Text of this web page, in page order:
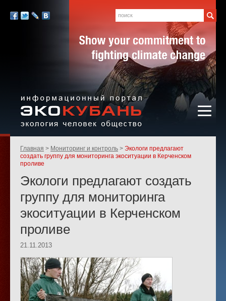
«ЭКО-КУБАНЬ»
человек,
общество
Родительские
страницы:
Главная Мониторинг и контроль
Экологи предлагают
создать группу для мониторинга экоситуации в Керченском
проливе
Экологи предлагают создать
группу для мониторинга
экоситуации в Керченском
проливе
21.11.2013
Мы
Поиск